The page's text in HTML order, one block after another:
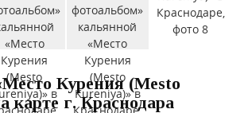
Курения (Mesto
карте г. Краснодара